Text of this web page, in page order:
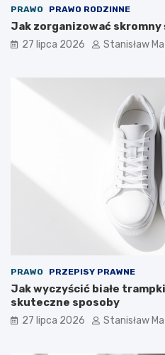
PRAWO PRAWO RODZINNE
Jak zorganizować skromny
27 lipca 2026 Stanisław
PRAWO PRZEPISY PRAWNE
Jak wyczyścić białe
skuteczne sposoby
27 lipca 2026 Stanisław